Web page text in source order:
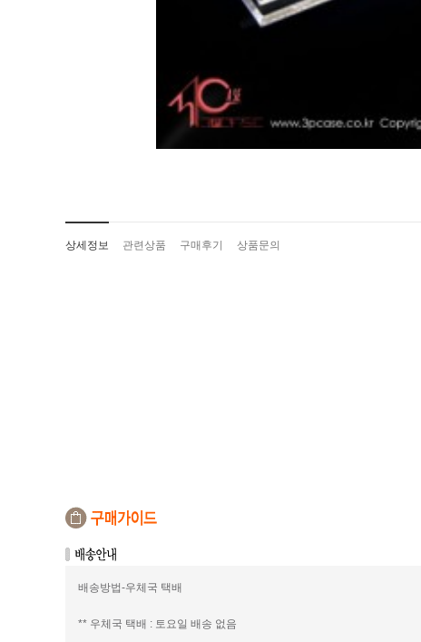
상세정보 관련상품 구매후기 상품문의
배송방법-우체국 택배
** 우체국 택배 : 토요일 배송 없음